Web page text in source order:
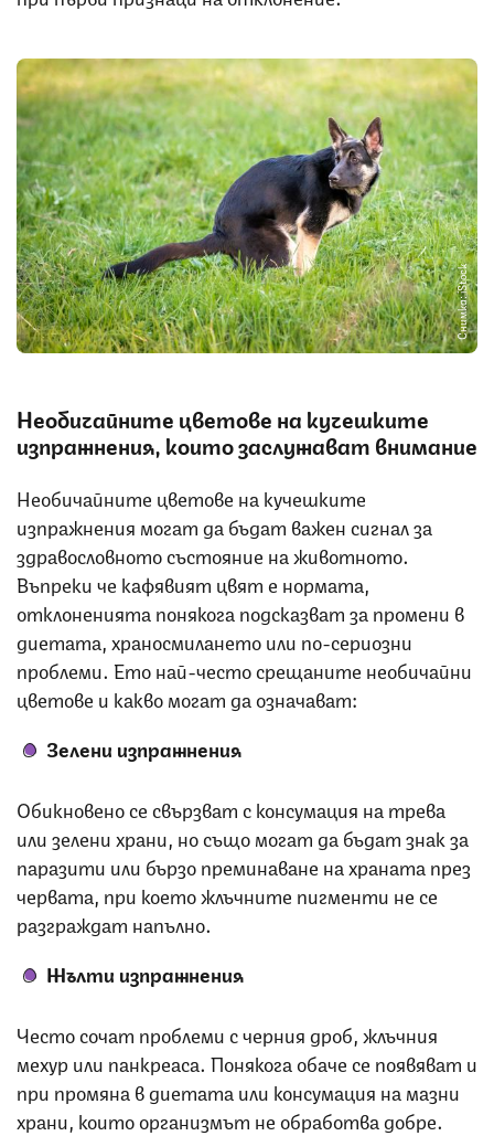
Снимка: iStock
Необичайните цветове на кучешките
изпражнения, които заслужават внимание
Необичайните цветове на кучешките
изпражнения могат да бъдат важен сигнал за
здравословното състояние на животното.
Въпреки че кафявият цвят е нормата,
отклоненията понякога подсказват за промени в
диетата, храносмилането или по-сериозни
проблеми. Ето най-често срещаните необичайни
цветове и какво могат да означават:
Зелени изпражнения
Обикновено се свързват с консумация на трева
или зелени храни, но също могат да бъдат знак за
паразити или бързо преминаване на храната през
червата, при което жлъчните пигменти не се
разграждат напълно.
Жълти изпражнения
Често сочат проблеми с черния дроб, жлъчния
мехур или панкреаса. Понякога обаче се появяват и
при промяна в диетата или консумация на мазни
храни, които организмът не обработва добре.